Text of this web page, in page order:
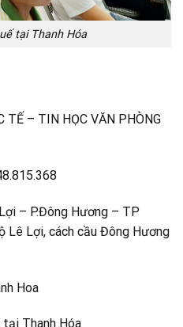
tại Thanh Hóa
TẾ – TIN HỌC VĂN PHÒNG
– P.Đông Hương – TP
Lê Lợi, cách cầu Đông Hương
Hoa
Thanh Hóa